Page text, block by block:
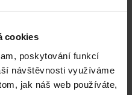
cookies
poskytování funkcí
návštěvnosti využíváme
jak náš web používáte,